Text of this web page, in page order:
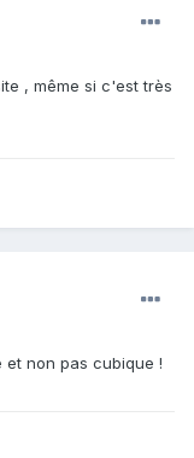
, même si c'est très
et non pas cubique !